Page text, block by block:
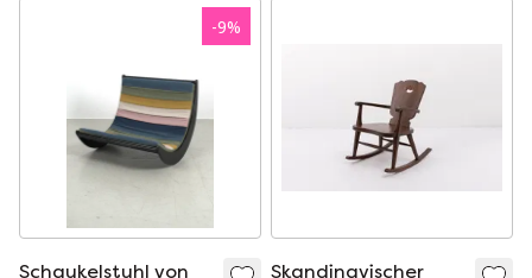
-9%
Schaukelstuhl von
Skandinavischer